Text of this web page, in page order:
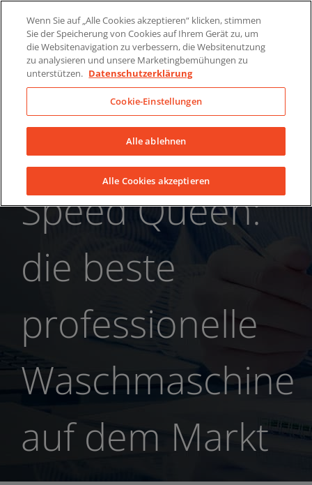
content
LinkedInYouTubeFacebook
Speed Queen:
die beste
professionelle
Waschmaschine
auf dem Markt
Wenn Sie auf „Alle Cookies akzeptieren“ klicken, stimmen
Sie der Speicherung von Cookies auf Ihrem Gerät zu, um
die Websitenavigation zu verbessern, die Websitenutzung
zu analysieren und unsere Marketingbemühungen zu
unterstützen. Datenschutzerklärung
Cookie-Einstellungen
Alle ablehnen
Alle Cookies akzeptieren